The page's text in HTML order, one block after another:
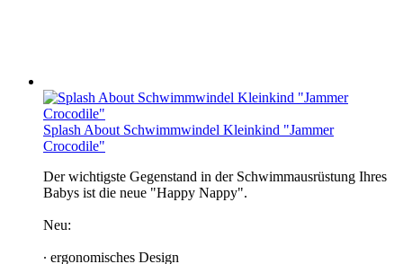
Splash About Schwimmwindel Kleinkind "Jammer
Crocodile"
Der wichtigste Gegenstand in der Schwimmausrüstung Ihres
Babys ist die neue "Happy Nappy".
Neu:
∙ ergonomisches Design